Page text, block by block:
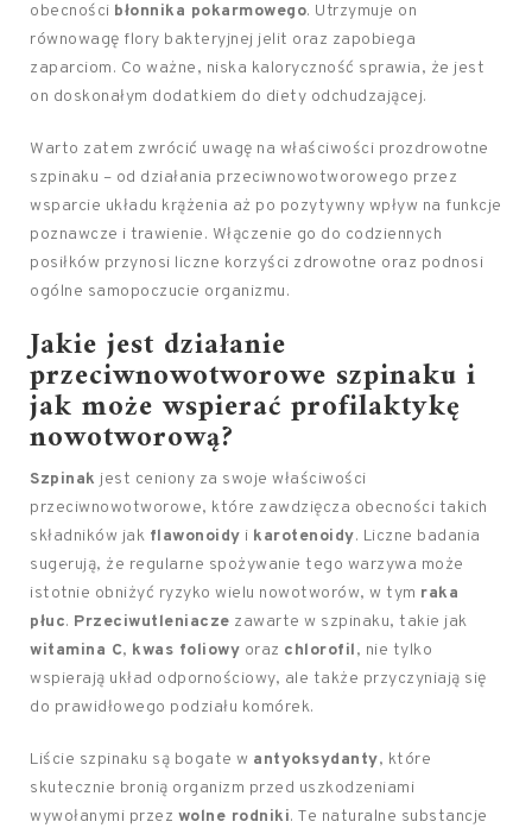
obecności błonnika pokarmowego. Utrzymuje on
równowagę flory bakteryjnej jelit oraz zapobiega
zaparciom. Co ważne, niska kaloryczność sprawia, że jest
on doskonałym dodatkiem do diety odchudzającej.
Warto zatem zwrócić uwagę na właściwości prozdrowotne
szpinaku – od działania przeciwnowotworowego przez
wsparcie układu krążenia aż po pozytywny wpływ na funkcje
poznawcze i trawienie. Włączenie go do codziennych
posiłków przynosi liczne korzyści zdrowotne oraz podnosi
ogólne samopoczucie organizmu.
Jakie jest działanie
przeciwnowotworowe szpinaku i
jak może wspierać profilaktykę
nowotworową?
Szpinak jest ceniony za swoje właściwości
przeciwnowotworowe, które zawdzięcza obecności takich
składników jak flawonoidy i karotenoidy. Liczne badania
sugerują, że regularne spożywanie tego warzywa może
istotnie obniżyć ryzyko wielu nowotworów, w tym raka
płuc. Przeciwutleniacze zawarte w szpinaku, takie jak
witamina C, kwas foliowy oraz chlorofil, nie tylko
wspierają układ odpornościowy, ale także przyczyniają się
do prawidłowego podziału komórek.
Liście szpinaku są bogate w antyoksydanty, które
skutecznie bronią organizm przed uszkodzeniami
wywołanymi przez wolne rodniki. Te naturalne substancje